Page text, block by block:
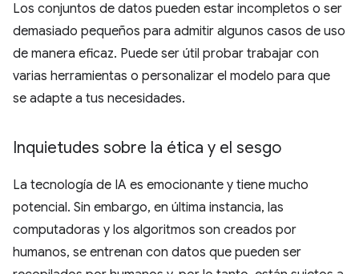
Los conjuntos de datos pueden estar incompletos o ser
demasiado pequeños para admitir algunos casos de uso
de manera eficaz. Puede ser útil probar trabajar con
varias herramientas o personalizar el modelo para que
se adapte a tus necesidades.
Inquietudes sobre la ética y el sesgo
La tecnología de IA es emocionante y tiene mucho
potencial. Sin embargo, en última instancia, las
computadoras y los algoritmos son creados por
humanos, se entrenan con datos que pueden ser